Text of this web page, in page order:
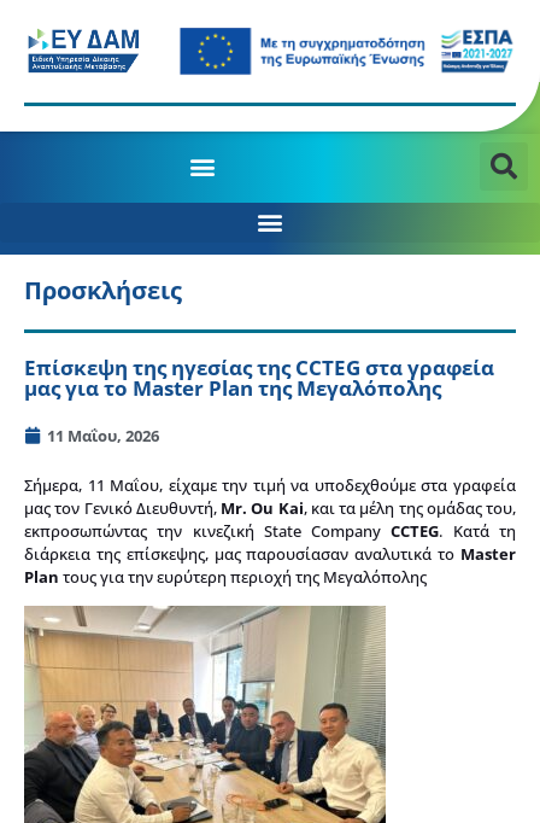
Προσκλήσεις
Επίσκεψη της ηγεσίας της CCTEG στα γραφεία
μας για το Master Plan της Μεγαλόπολης
11 Μαΐου, 2026
Σήμερα, 11 Μαΐου, είχαμε την τιμή να υποδεχθούμε στα γραφεία
μας τον Γενικό Διευθυντή, Mr. Ou Kai, και τα μέλη της ομάδας του,
εκπροσωπώντας την κινεζική State CompanyCCTEG. Κατά τη
διάρκεια της επίσκεψης, μας παρουσίασαν αναλυτικά το Master
Plan τους για την ευρύτερη περιοχή της Μεγαλόπολης